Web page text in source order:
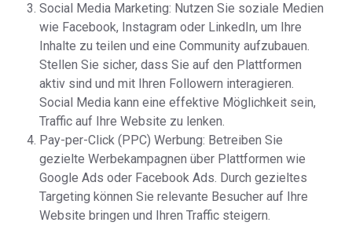
Social Media Marketing: Nutzen Sie soziale Medien
wie Facebook, Instagram oder LinkedIn, um Ihre
Inhalte zu teilen und eine Community aufzubauen.
Stellen Sie sicher, dass Sie auf den Plattformen
aktiv sind und mit Ihren Followern interagieren.
Social Media kann eine effektive Möglichkeit sein,
Traffic auf Ihre Website zu lenken.
Pay-per-Click (PPC) Werbung: Betreiben Sie
gezielte Werbekampagnen über Plattformen wie
Google Ads oder Facebook Ads. Durch gezieltes
Targeting können Sie relevante Besucher auf Ihre
Website bringen und Ihren Traffic steigern.